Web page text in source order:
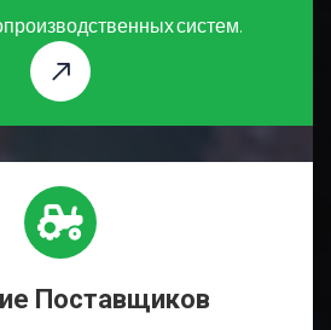
систем.
Поставщиков